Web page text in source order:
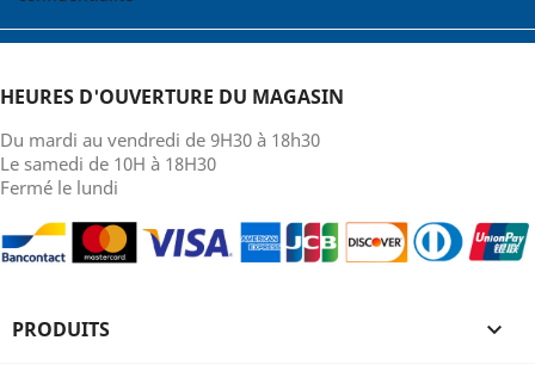
HEURES D'OUVERTURE DU MAGASIN
Du mardi au vendredi de 9H30 à 18h30
Le samedi de 10H à 18H30
Fermé le lundi
PRODUITS 